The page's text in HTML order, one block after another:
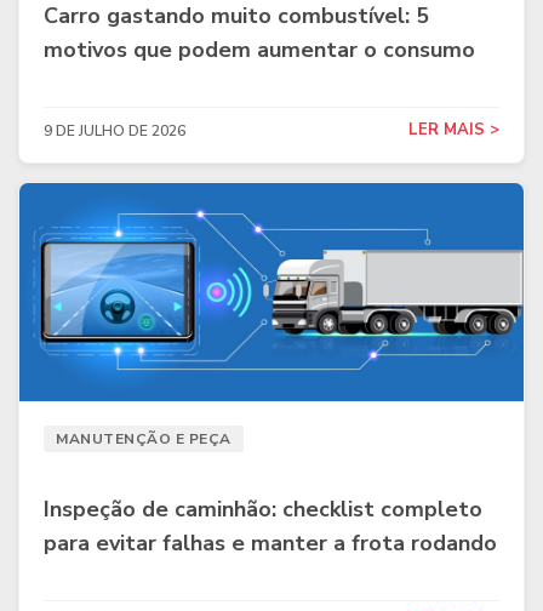
Carro gastando muito combustível: 5
motivos que podem aumentar o consumo
9 DE JULHO DE 2026 LER MAIS >
MANUTENÇÃO E PEÇA
Inspeção de caminhão: checklist completo
para evitar falhas e manter a frota rodando